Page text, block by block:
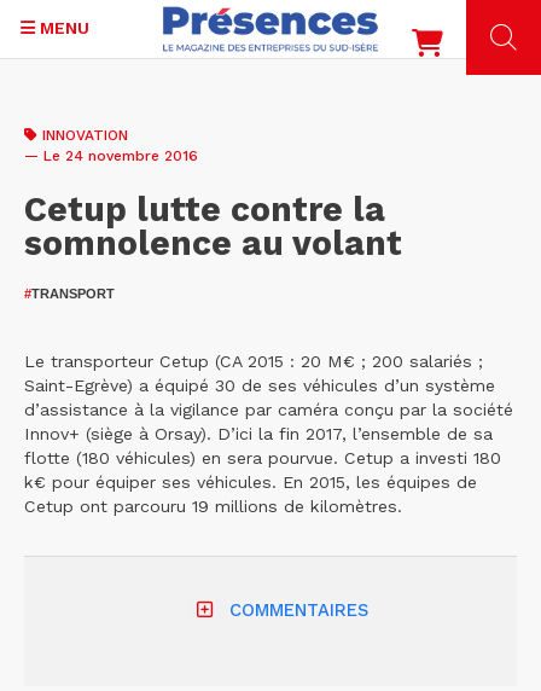
contenu
MENU
INNOVATION
— Le 24 novembre 2016
Cetup lutte contre la
somnolence au volant
#TRANSPORT
Le transporteur Cetup (CA 2015 : 20 M€ ; 200 salariés ;
Saint-Egrève) a équipé 30 de ses véhicules d’un système
d’assistance à la vigilance par caméra conçu par la société
Innov+ (siège à Orsay). D’ici la fin 2017, l’ensemble de sa
flotte (180 véhicules) en sera pourvue. Cetup a investi 180
k€ pour équiper ses véhicules. En 2015, les équipes de
Cetup ont parcouru 19 millions de kilomètres.
COMMENTAIRES